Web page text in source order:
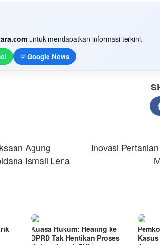
untuk mendapatkan informasi terkini.
Google News
Agung
Ismail Lena
Inovasi
Kuasa Hukum: Hearing ke
DPRD Tak Hentikan Proses